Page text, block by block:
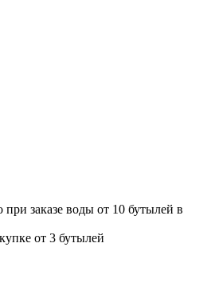
при заказе воды от 10 бутылей в
от 3 бутылей